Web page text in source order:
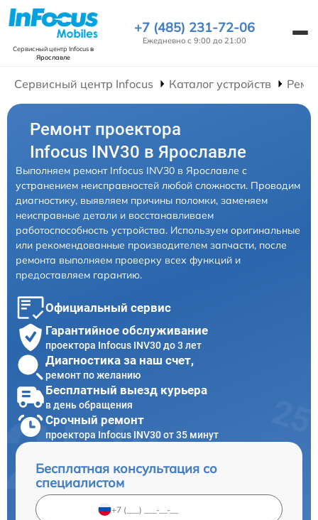
Сервисный центр Infocusв
Ярославле
+7 (485) 231-72-06
Ежедневно с 9:00 до 21:00
Сервисный центр Infocus Каталог устройств
Ремонт проектора
Infocus INV30 в Ярославле
Выполняем ремонт Infocus INV30 в Ярославле с
устранением неисправностей любой сложности. Проводим
диагностику, выявляем причины поломки, заменяем
неисправные детали и восстанавливаем
работоспособность устройства. Используем оригинальные
или рекомендованные производителем запчасти, после
ремонта выполняем проверку всех функций и
предоставляем гарантию.
Официальный сервис
Гарантийное обслуживание
проектора Infocus INV30 до 3 лет
Диагностика за наш счет,
ремонт по желанию
Бесплатный выезд курьера
в день обращения
Срочный ремонт
проектора Infocus INV30 от 35 минут
Бесплатная консультация со
специалистом